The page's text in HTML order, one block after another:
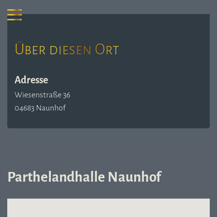
Über diesen Ort
Adresse
Wiesenstraße 36
04683 Naunhof
Parthelandhalle Naunhof